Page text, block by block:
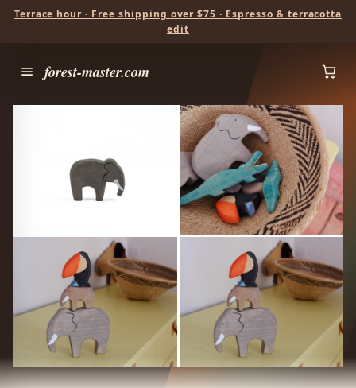
Terrace hour · Free shipping over $75 · Espresso & terracotta
edit
forest-master.com